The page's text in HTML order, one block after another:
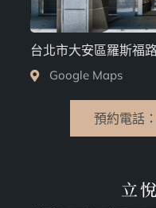
台北市大安區羅斯福
Google Maps
預約電話
立